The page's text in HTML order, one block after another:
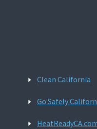
Clean California
Go Safely